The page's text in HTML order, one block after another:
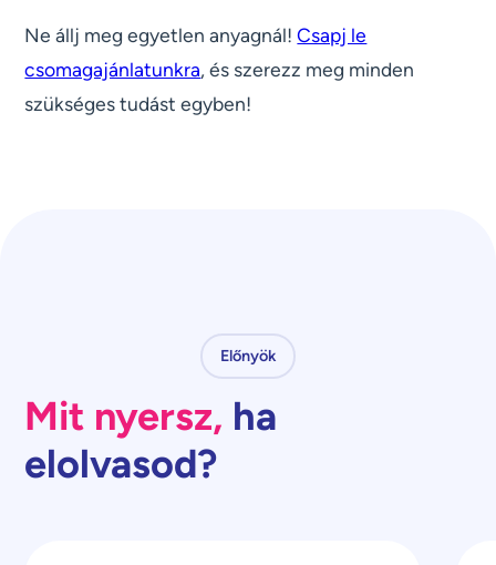
Ne állj meg egyetlen anyagnál!Csapj le
csomagajánlatunkra, és szerezz meg minden
szükséges tudást egyben!
Előnyök
Mit nyersz, ha
elolvasod?